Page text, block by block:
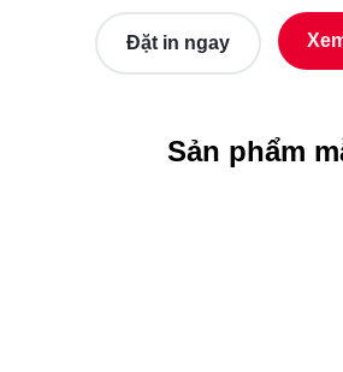
Đặt in ngay
Sản phẩm